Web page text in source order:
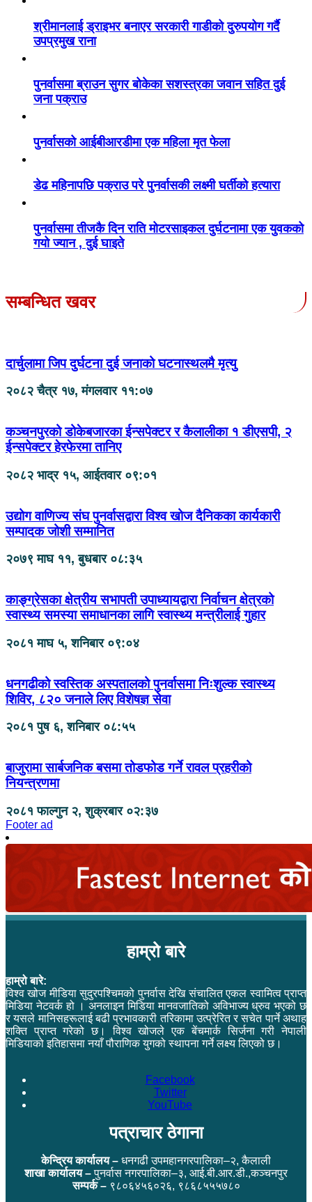
श्रीमानलाई ड्राइभर बनाएर सरकारी गाडीको दुरुपयोग गर्दै
उपप्रमुख राना
पुनर्वासमा ब्राउन सुगर बोकेका सशस्त्रका जवान सहित दुई
जना पक्राउ
पुनर्वासको आईबीआरडीमा एक महिला मृत फेला
डेढ महिनापछि पक्राउ परे पुनर्वासकी लक्ष्मी घर्तीको हत्यारा
पुनर्वासमा तीजकै दिन राति मोटरसाइकल दुर्घटनामा एक युवकको
गयो ज्यान , दुई घाइते
सम्बन्धित खवर
दार्चुलामा जिप दुर्घटना दुई जनाको घटनास्थलमै मृत्यु
२०८२ चैत्र १७, मंगलवार ११:०७
कञ्चनपुरको डोकेबजारका ईन्सपेक्टर र कैलालीका १ डीएसपी, २
ईन्सपेक्टर हेरफेरमा तानिए
२०८२ भाद्र १५, आईतवार ०९:०१
उद्योग वाणिज्य संघ पुनर्वासद्वारा विश्व खोज दैनिकका कार्यकारी
सम्पादक जोशी सम्मानित
२०७९ माघ ११, बुधबार ०८:३५
काङ्ग्रेसका क्षेत्रीय सभापती उपाध्यायद्वारा निर्वाचन क्षेत्रको
स्वास्थ्य समस्या समाधानका लागि स्वास्थ्य मन्त्रीलाई गुहार
२०८१ माघ ५, शनिबार ०९:०४
धनगढीको स्वस्तिक अस्पतालको पुनर्वासमा निःशुल्क स्वास्थ्य
शिविर, ८२० जनाले लिए विशेषज्ञ सेवा
२०८१ पुष ६, शनिबार ०८:५५
बाजुरामा सार्बजनिक बसमा तोडफोड गर्ने रावल प्रहरीको
नियन्त्रणमा
२०८१ फाल्गुन २, शुक्रबार ०२:३७
Footer ad
हाम्रो बारे
हाम्रो बारे:
विश्व खोज मीडिया सुदुरपश्चिमको पुनर्वास देखि संचालित एकल स्वामित्व प्राप्त
मिडिया नेटवर्क हो । अनलाइन मिडिया मानवजातिको अविभाज्य ध्रुव भएको छ
र यसले मानिसहरूलाई बढी प्रभावकारी तरिकामा उत्प्रेरित र सचेत पार्ने अथाह
शक्ति प्राप्त गरेको छ। विश्व खोजले एक बेंचमार्क सिर्जना गरी नेपाली
मिडियाको इतिहासमा नयाँ पौराणिक युगको स्थापना गर्ने लक्ष्य लिएको छ।
Facebook
Twitter
YouTube
पत्राचार ठेगाना
केन्द्रिय कार्यालय – धनगढी उपमहानगरपालिका–२, कैलाली
शाखा कार्यालय –पुनर्वास नगरपालिका–३, आई.बी.आर.डी.,कञ्चनपुर
सम्पर्क –९८०६४५६०२६, ९८६८५५५७८०